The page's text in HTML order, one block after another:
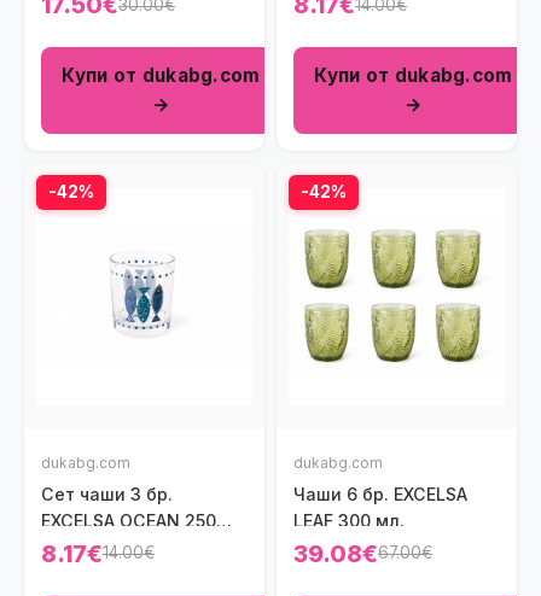
30.00€
Купи от dukabg.com
→
14.00€
Купи от dukabg.com
→
-42%
dukabg.com
Сет чаши 3 бр.
EXCELSA OCEAN 250
мл.
8.17€14.00€
-42%
dukabg.com
Чаши 6 бр. EXCELSA
LEAF 300 мл.
39.08€67.00€